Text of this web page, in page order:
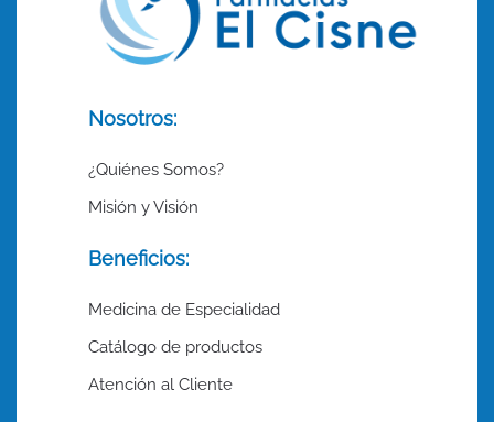
Nosotros:
¿Quiénes Somos?
Misión y Visión
Beneficios:
Medicina de Especialidad
Catálogo de productos
Atención al Cliente